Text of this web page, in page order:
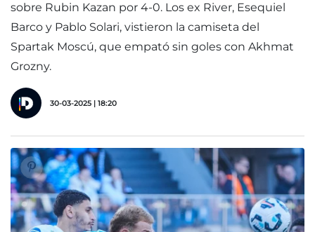
sobre Rubin Kazan por 4-0. Los ex River, Esequiel
Barco y Pablo Solari, vistieron la camiseta del
Spartak Moscú, que empató sin goles con Akhmat
Grozny.
30-03-2025 | 18:20